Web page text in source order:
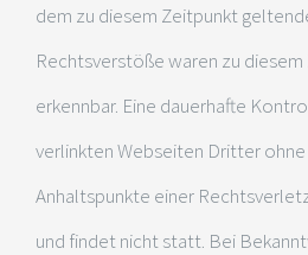
dem zu diesem Zeitpunkt
Rechtsverstöße waren zu
erkennbar. Eine dauerhafte
verlinkten Webseiten Dritter
Anhaltspunkte einer
und findet nicht statt. Bei